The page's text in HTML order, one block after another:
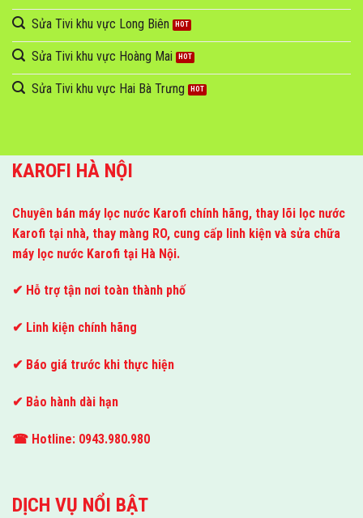
Sửa Tivi khu vực Long Biên
Sửa Tivi khu vực Hoàng Mai
Sửa Tivi khu vực Hai Bà Trưng
KAROFI HÀ NỘI
Chuyên bán máy lọc nước Karofi chính hãng, thay lõi lọc nước
Karofi tại nhà, thay màng RO, cung cấp linh kiện và sửa chữa
máy lọc nước Karofi tại Hà Nội.
✔ Hỗ trợ tận nơi toàn thành phố
✔ Linh kiện chính hãng
✔ Báo giá trước khi thực hiện
✔ Bảo hành dài hạn
☎ Hotline: 0943.980.980
DỊCH VỤ NỔI BẬT